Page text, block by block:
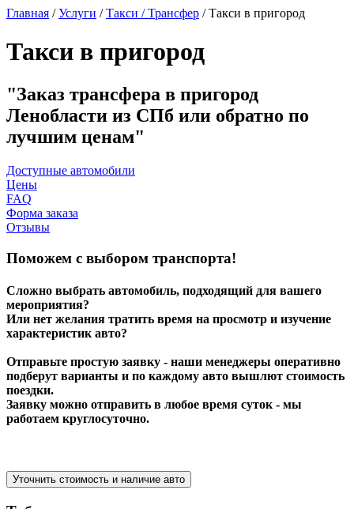
Главная / Услуги / Такси / Трансфер / Такси в пригород
Такси в пригород
Заказ трансфера в пригород
Ленобласти из СПб или обратно по
лучшим ценам
Доступные автомобили
Цены
FAQ
Форма заказа
Отзывы
Поможем с выбором транспорта!
Сложно выбрать автомобиль, подходящий для вашего
мероприятия?
Или нет желания тратить время на просмотр и изучение
характеристик авто?
Отправьте простую заявку - наши менеджеры оперативно
подберут варианты и по каждому авто вышлют стоимость
поездки.
Заявку можно отправить в любое время суток - мы
работаем круглосуточно.
Уточнить стоимость и наличие авто